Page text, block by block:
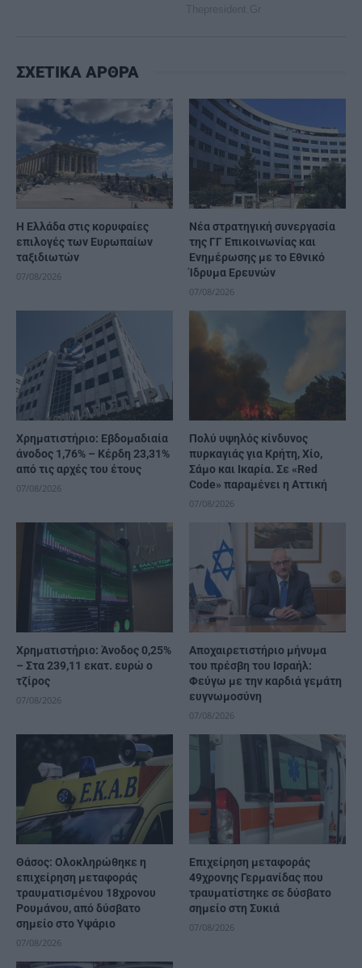
ΣΧΕΤΙΚΑ ΑΡΘΡΑ
Η Ελλάδα στις κορυφαίες
επιλογές των Ευρωπαίων
ταξιδιωτών
07/08/2026
Νέα στρατηγική συνεργασία
της ΓΓ Επικοινωνίας και
Ενημέρωσης με το Εθνικό
Ίδρυμα Ερευνών
07/08/2026
Χρηματιστήριο: Εβδομαδιαία
άνοδος 1,76% – Κέρδη 23,31%
από τις αρχές του έτους
07/08/2026
Πολύ υψηλός κίνδυνος
πυρκαγιάς για Κρήτη, Χίο,
Σάμο και Ικαρία. Σε «Red
Code» παραμένει η Αττική
07/08/2026
Χρηματιστήριο: Άνοδος 0,25%
– Στα 239,11 εκατ. ευρώ ο
τζίρος
07/08/2026
Αποχαιρετιστήριο μήνυμα
του πρέσβη του Ισραήλ:
Φεύγω με την καρδιά γεμάτη
ευγνωμοσύνη
07/08/2026
Θάσος: Ολοκληρώθηκε η
επιχείρηση μεταφοράς
τραυματισμένου 18χρονου
Ρουμάνου, από δύσβατο
σημείο στο Υψάριο
07/08/2026
Επιχείρηση μεταφοράς
49χρονης Γερμανίδας που
τραυματίστηκε σε δύσβατο
σημείο στη Συκιά
07/08/2026